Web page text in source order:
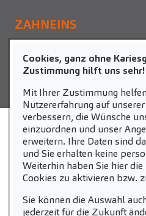
ZAHNEINS
STARTSEITE
KONTAKT
COOKIE-EINSTELLUNGEN
DATENSCHUTZ
Cookies, ganz ohne
Zustimmung hilft uns sehr!
Mit Ihrer Zustimmung
Nutzererfahrung auf
verbessern, die Wünsche
einzuordnen und unser
erweitern. Ihre Daten sind
und Sie erhalten keine
Weiterhin haben Sie hier
Cookies zu aktivieren bzw.
Sie können die Auswahl
jederzeit für die Zukunft